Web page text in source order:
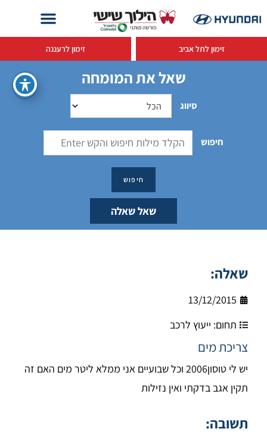
זימון לתל אביב זימון לרעננה
שאל את המומחה
סיווג
חיפוש
שאל שאלה
שאלה:
13/12/2015
תחום: ייעוץ לרכב
צריכת מים
יש לי טוסון2006 וכל שבועיים אני ממלא ליטר מים האם זה
תקין אגב בדקתי ואין נזילות
תשובה: